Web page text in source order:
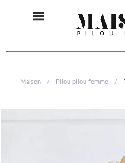
Menu
Maison / Pilou pilou femme /